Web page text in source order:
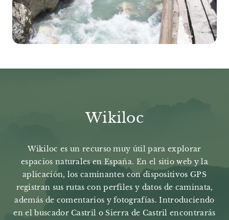
Wikiloc
Wikiloc es un recurso muy útil para explorar
espacios naturales en España. En el sitio web y la
aplicación, los caminantes con dispositivos GPS
registran sus rutas con perfiles y datos de caminata,
además de comentarios y fotografías. Introduciendo
en el buscador Castril o Sierra de Castril encontrarás